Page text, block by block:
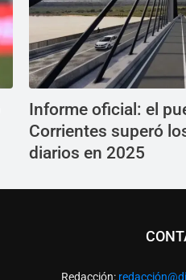
Informe oficial: el
Corrientes superó
diarios en 2025
Redacción: redacció